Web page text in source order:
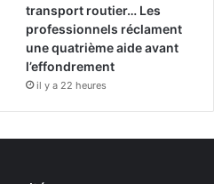
transport routier… Les
professionnels réclament
une quatrième aide avant
l’effondrement
il y a 22 heures